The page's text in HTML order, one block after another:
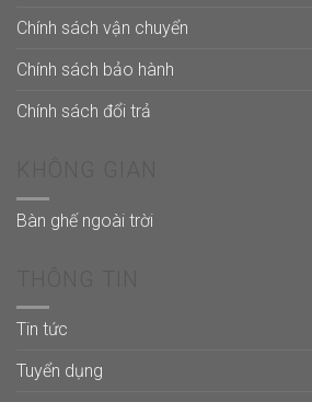
Chính sách vận chuyển
Chính sách bảo hành
Chính sách đổi trả
Bàn ghế ngoài trời
Tin tức
Tuyển dụng